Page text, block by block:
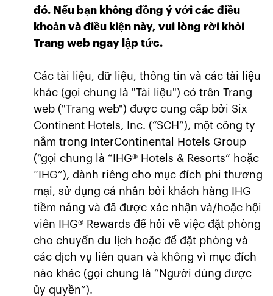
đó. Nếu bạn không đồng ý với các điều
khoản và điều kiện này, vui lòng rời khỏi
Trang web ngay lập tức.
Các tài liệu, dữ liệu, thông tin và các tài liệu
khác (gọi chung là "Tài liệu") có trên Trang
web ("Trang web") được cung cấp bởi Six
Continent Hotels, Inc. (“SCH”), một công ty
nằm trong InterContinental Hotels Group
(“gọi chung là “IHG® Hotels & Resorts” hoặc
“IHG”), dành riêng cho mục đích phi thương
mại, sử dụng cá nhân bởi khách hàng IHG
tiềm năng và đã được xác nhận và/hoặc hội
viên IHG® Rewards để hỏi về việc đặt phòng
cho chuyến du lịch hoặc để đặt phòng và
các dịch vụ liên quan và không vì mục đích
nào khác (gọi chung là “Người dùng được
ủy quyền”).